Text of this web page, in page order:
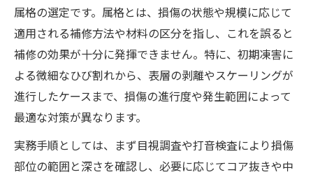
属格の選定です。属格とは、損傷の状態や規模に応じて
適用される補修方法や材料の区分を指し、これを誤ると
補修の効果が十分に発揮できません。特に、初期凍害に
よる微細なひび割れから、表層の剥離やスケーリングが
進行したケースまで、損傷の進行度や発生範囲によって
最適な対策が異なります。
実務手順としては、まず目視調査や打音検査により損傷
部位の範囲と深さを確認し、必要に応じてコア抜きや中